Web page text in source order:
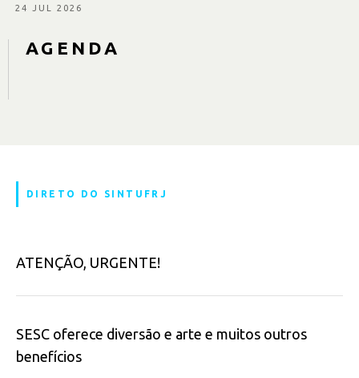
24 JUL 2026
AGENDA
DIRETO DO SINTUFRJ
ATENÇÃO, URGENTE!
SESC oferece diversão e arte e muitos outros
benefícios